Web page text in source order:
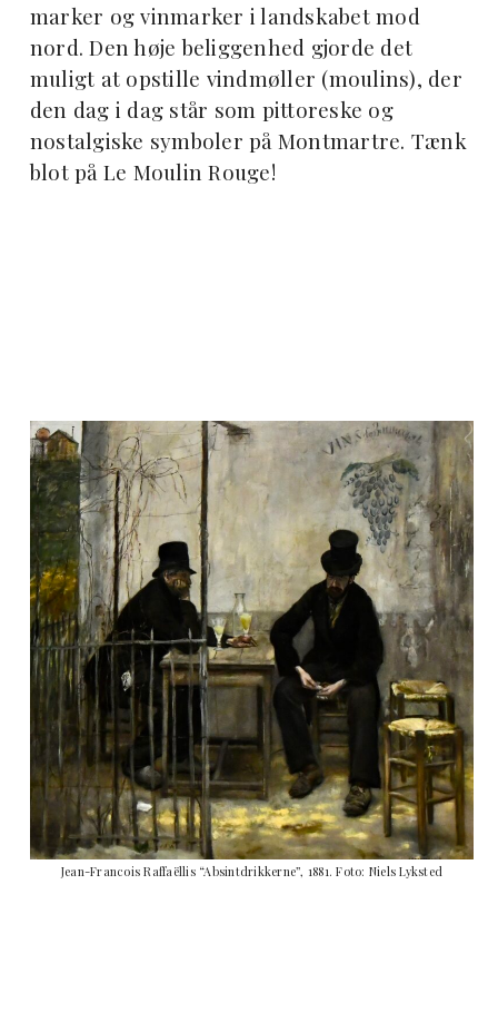
marker og vinmarker i landskabet mod
nord. Den høje beliggenhed gjorde det
muligt at opstille vindmøller (moulins), der
den dag i dag står som pittoreske og
nostalgiske symboler på Montmartre. Tænk
blot på Le Moulin Rouge!
Jean-Francois Raffaëllis “Absintdrikkerne”, 1881. Foto: Niels Lyksted